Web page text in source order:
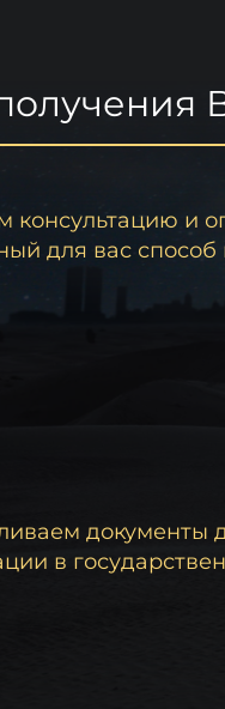
консультацию и
для вас способ
документы
в